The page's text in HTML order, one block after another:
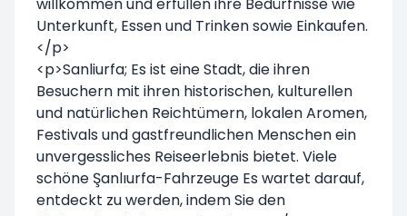
Unterkunft, Essen und Trinken sowie Einkaufen.
</p>
<p>Sanliurfa; Es ist eine Stadt, die ihren
Besuchern mit ihren historischen, kulturellen
und natürlichen Reichtümern, lokalen Aromen,
Festivals und gastfreundlichen Menschen ein
unvergessliches Reiseerlebnis bietet. Viele
schöne Şanlıurfa-Fahrzeuge Es wartet darauf,
entdeckt zu werden, indem Sie den